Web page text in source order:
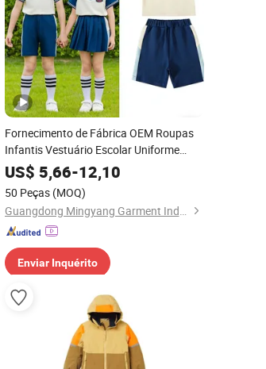
Fornecimento de Fábrica OEM Roupas
Infantis Vestuário Escolar Uniforme
Esportivo Conjunto de Treino
US$ 5,66-12,10
50 Peças (MOQ)
Guangdong Mingyang Garment Industry Co., Ltd.
Enviar Inquérito